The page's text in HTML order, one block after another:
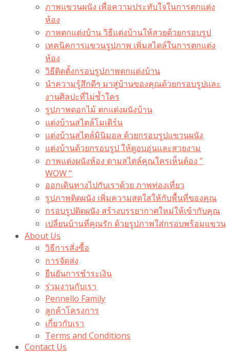
ภาพแขวนผนัง เพื่อความประทับใจในการตกแต่ง
ห้อง
ภาพตกแต่งบ้าน วิธีแต่งบ้านให้สวยด้วยกรอบรูป
เทคนิคการแขวนรูปภาพ เพิ่มสไตล์ในการตกแต่ง
ห้อง
วิธีติดตั้งกรอบรูปภาพตกแต่งบ้าน
นำความรู้สึกดีๆ มาสู่บ้านของคุณด้วยกรอบรูปและ
งานศิลปะที่ไม่ซ้ำใคร
รูปภาพดอกไม้ ตกแต่งผนังบ้าน
แต่งบ้านสไตล์โมเดิร์น
แต่งบ้านสไตล์มินิมอล ด้วยกรอบรูปแขวนผนัง
แต่งบ้านด้วยกรอบรูป ให้ดูอบอุ่นและสวยงาม
ภาพแต่งผนังห้อง ตามสไตล์คุณใครเห็นต้อง ”
WOW “
ออกเดินทางไปกับเราด้วย ภาพท่องเที่ยว
รูปภาพติดผนัง เพิ่มความสดใสให้กับพื้นที่ของคุณ
กรอบรูปติดผนัง สร้างบรรยากาศใหม่ให้เข้ากับคุณ
เปลี่ยนบ้านที่คุณรัก ด้วยรูปภาพใส่กรอบพร้อมแขวน​
About Us
วิธีการสั่งซื้อ
การจัดส่ง
ยืนยันการชำระเงิน
ร่วมงานกับเรา
Pennello Family
ลูกค้าโครงการ
เกี่ยวกับเรา
Terms and Conditions
Contact Us